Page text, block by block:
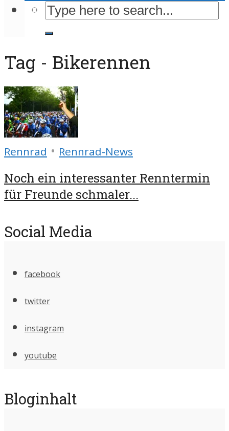
Tag - Bikerennen
Rennrad • Rennrad-News
Noch ein interessanter Renntermin
für Freunde schmaler...
Social Media
facebook
twitter
instagram
youtube
Bloginhalt